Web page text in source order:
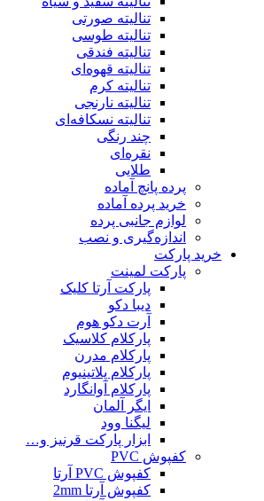
تنالیته صورتی
تنالیته طوسی
تنالیته فندقی
تنالیته قهوه‌ای
تنالیته کرم
تنالیته نارنجی
تنالیته نسکافه‌ای
چند رنگی
نقره‌ای
طلایی
پرده پانچ آماده
خرید پرده آماده
لوازم جانبی پرده
اندازه‌گیری و نصب
خرید پارکت
پارکت لمینت
پارکت آرتا کلیک
دیبا دکو
آرت دکو هوم
پارکلام کلاسیک
پارکلام مدرن
پارکلام پلاتینیوم
پارکلام آوانگارد
ایگر آلمان
لیگنا وود
ابزار پارکت قرنیز و…
کفپوش PVC
کفپوش PVC آرتا
کفپوش آرتا 2mm